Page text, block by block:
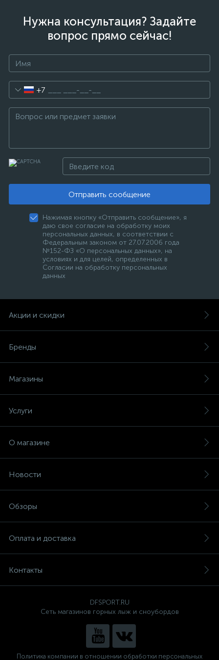
Нужна консультация? Задайте
вопрос прямо сейчас!
+7
Отправить сообщение
Нажимая кнопку «Отправить сообщение», я
даю свое согласие на обработку моих
персональных данных, в соответствии с
Федеральным законом от 27.07.2006 года
№152-ФЗ «О персональных данных», на
условиях и для целей, определенных в
Согласии на обработку персональных
данных
Акции и скидки
Бренды
Магазины
Услуги
О магазине
Новости
Обзоры
Оплата и доставка
Контакты
DFSPORT.RU
Сеть магазинов горных лыж и сноубордов
Политика компании в отношении обработки персональных